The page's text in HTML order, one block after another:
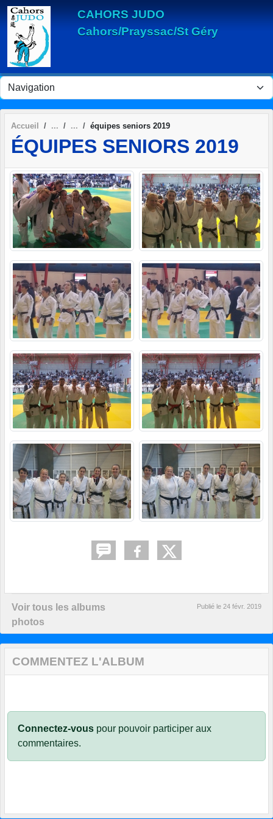
CAHORS JUDO
Cahors/Prayssac/St Géry
Accueil équipes seniors 2019
ÉQUIPES SENIORS 2019
Voir tous les albums
photos
Publié le 24 févr. 2019
COMMENTEZ L'ALBUM
Connectez-vous pour pouvoir participer aux
commentaires.
Panneau de gestion des cookies